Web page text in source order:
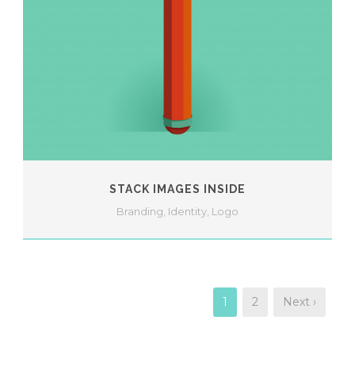
STACK IMAGES INSIDE
Branding, Identity, Logo
1 2 Next ›